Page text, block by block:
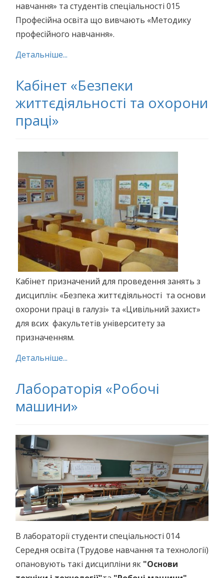
навчання» та студентів спеціальності 015
Професійна освіта що вивчають «Методику
професійного навчання».
Детальніше...
Кабінет «Безпеки
життєдіяльності та охорони
праці»
Кабінет призначений для проведення занять з
дисциплін: «Безпека життєдіяльності та основи
охорони праці в галузі» та «Цивільний захист»
для всих факультетів університету за
призначенням.
Детальніше...
Лабораторія «Робочі
машини»
В лабораторії студенти спеціальності 014
Середня освіта (Трудове навчання та технології)
опановують такі дисципліни як "Основи